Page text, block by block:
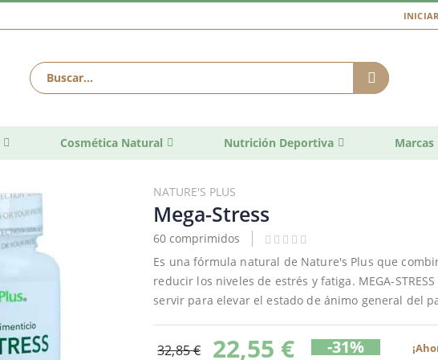
Cosmética Natural Nutrición Deportiva Marcas
NATURE'S PLUS
Mega-Stress
60 comprimidos
Es una fórmula natural de Nature's Plus que
reducir los niveles de estrés y fatiga. MEGA-
servir para elevar el estado de ánimo general del
32,85 € 22,55 € -31%